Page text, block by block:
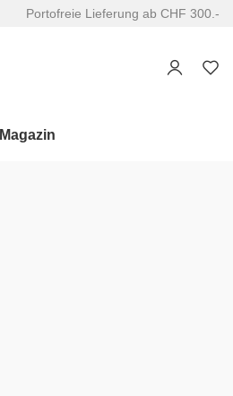
Portofreie Lieferung ab CHF 300.-
Magazin